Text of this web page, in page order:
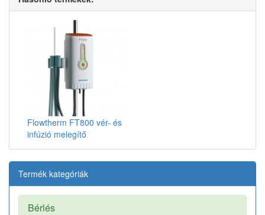
Flowtherm FT800 vér- és
infúzió melegítő
Termék kategóriák
Bérlés